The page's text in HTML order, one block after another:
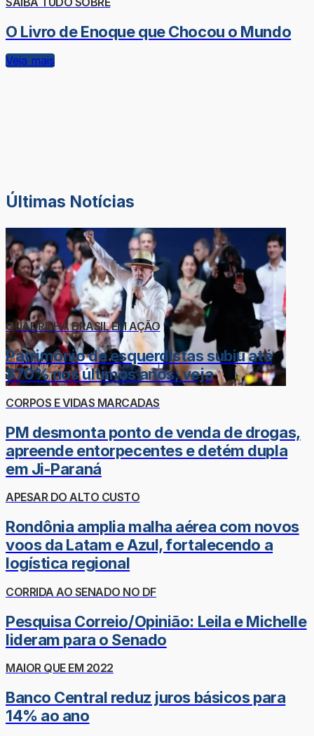
O Livro de Enoque que Chocou o Mundo
Veja mais
Últimas Notícias
QUADRILHA BRASIL EM AÇÃO
Patrimônio de esquerdistas subiu até
870% nos últimos anos; veja
CORPOS E VIDAS MARCADAS
PM desmonta ponto de venda de drogas,
apreende entorpecentes e detém dupla
em Ji-Paraná
APESAR DO ALTO CUSTO
Rondônia amplia malha aérea com novos
voos da Latam e Azul, fortalecendo a
logística regional
CORRIDA AO SENADO NO DF
Pesquisa Correio/Opinião: Leila e Michelle
lideram para o Senado
MAIOR QUE EM 2022
Banco Central reduz juros básicos para
14% ao ano